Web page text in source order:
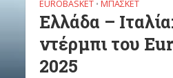
EUROBASKET • ΜΠΆΣΚΕΤ
Ελλάδα –
ντέρμπι του
2025